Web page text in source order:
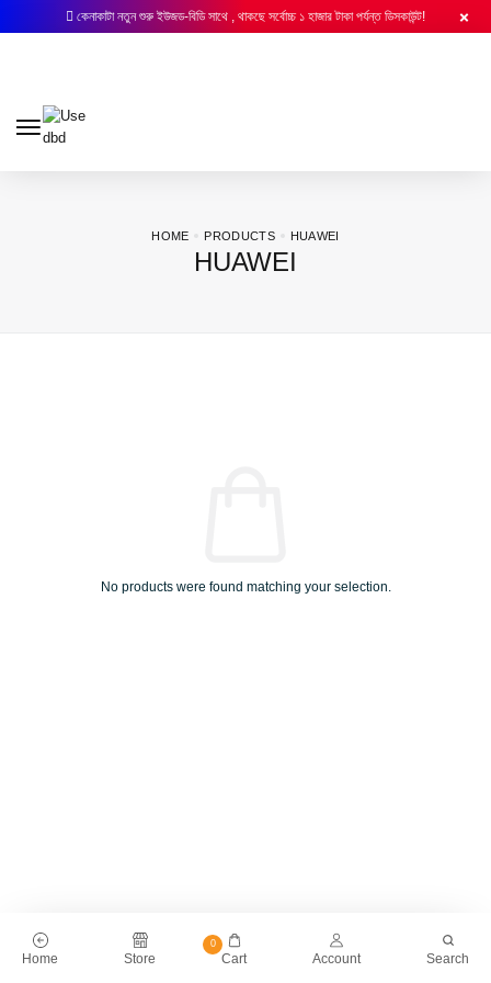
কেনাকাটা নতুন শুরু ইউজড-বিডি সাথে , থাকছে সর্বোচ্চ ১ হাজার টাকা পর্যন্ত ডিসকাউন্ট!
HOME PRODUCTS HUAWEI
HUAWEI
No products were found matching your selection.
Home Store
0
Cart Account Search